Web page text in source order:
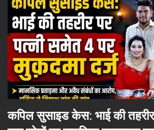
कपिल सुसाइड केस: भाई की